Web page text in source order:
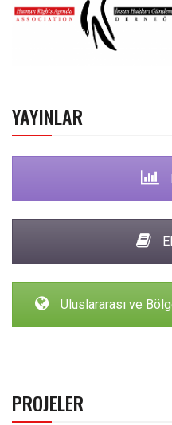
YAYINLAR
Uluslararası ve
PROJELER